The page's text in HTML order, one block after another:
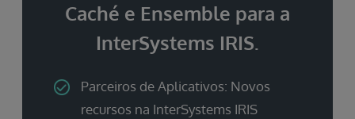
Caché e Ensemble para a
InterSystems IRIS.
Parceiros de Aplicativos: Novos
recursos na InterSystems IRIS